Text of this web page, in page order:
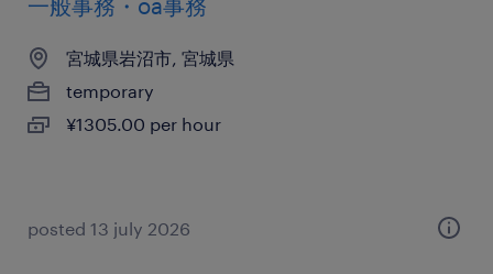
一般事務・oa事務
宮城県岩沼市, 宮城県
temporary
¥1305.00 per hour
posted 13 july 2026